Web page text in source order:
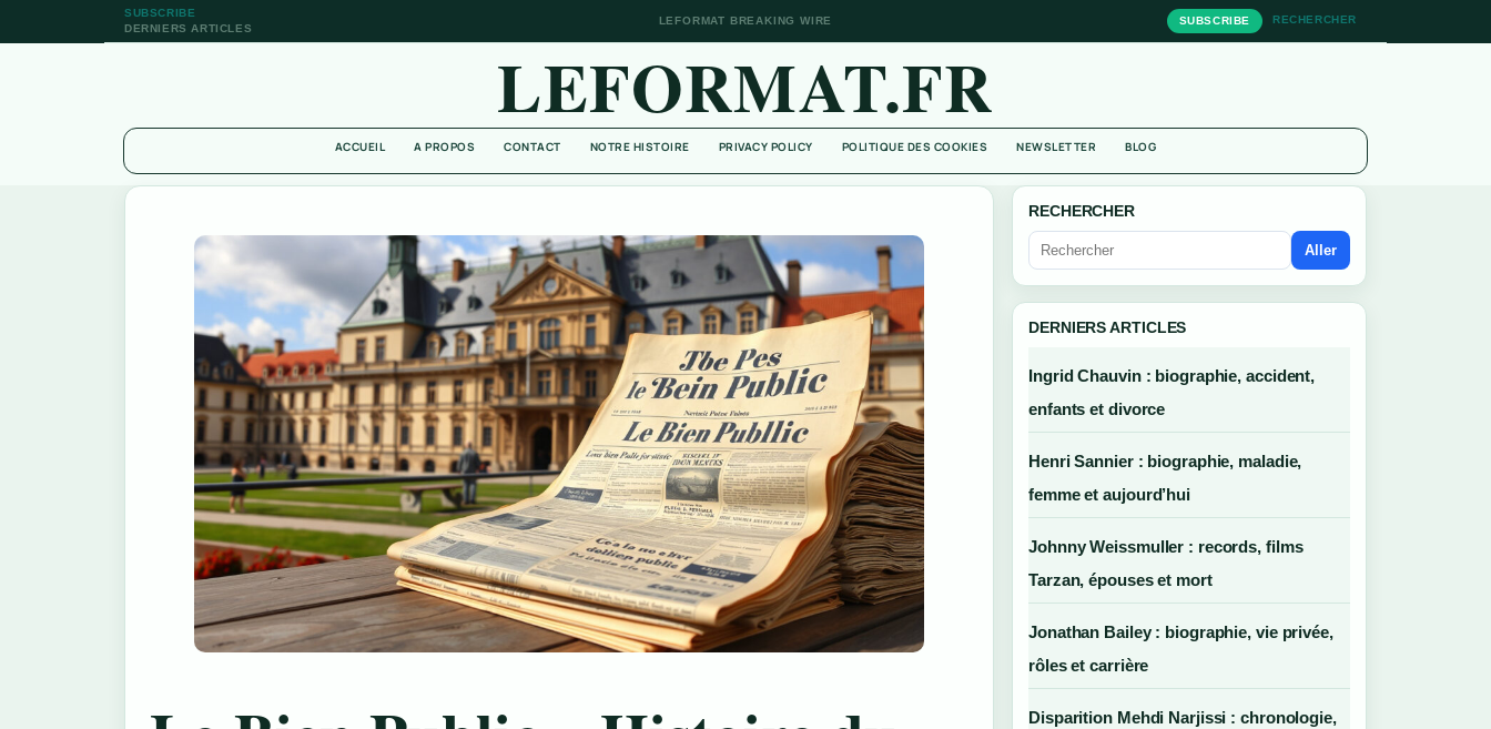
SUBSCRIBE
DERNIERS ARTICLES
LEFORMAT BREAKING WIRE SUBSCRIBE RECHERCHER
LEFORMAT.FR
ACCUEIL A PROPOS CONTACT NOTRE HISTOIRE PRIVACY POLICY POLITIQUE DES COOKIES NEWSLETTER BLOG
RECHERCHER
Aller
DERNIERS ARTICLES
Ingrid Chauvin : biographie, accident,
enfants et divorce
Henri Sannier : biographie, maladie,
femme et aujourd’hui
Johnny Weissmuller : records, films
Tarzan, épouses et mort
Jonathan Bailey : biographie, vie privée,
rôles et carrière
Disparition Mehdi Narjissi : chronologie,